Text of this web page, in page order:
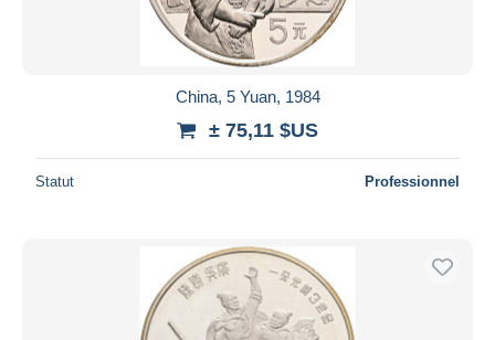
China, 5 Yuan, 1984
± 75,11 $US
Statut Professionnel